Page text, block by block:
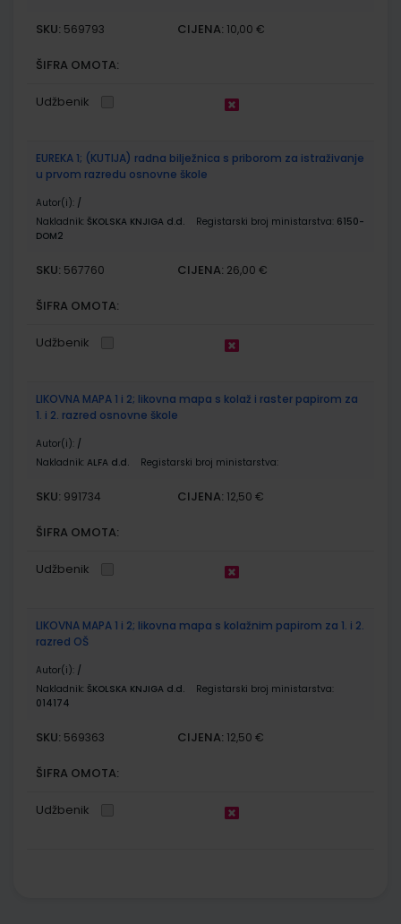
SKU: 569793 CIJENA: 10,00 €
ŠIFRA OMOTA:
Udžbenik
EUREKA 1; (KUTIJA) radna bilježnica s priborom za istraživanje
u prvom razredu osnovne škole
Autor(i): /
Nakladnik: ŠKOLSKA KNJIGA d.d. Registarski broj ministarstva: 6150-
DOM2
SKU: 567760 CIJENA: 26,00 €
ŠIFRA OMOTA:
Udžbenik
LIKOVNA MAPA 1 i 2; likovna mapa s kolaž i raster papirom za
1. i 2. razred osnovne škole
Autor(i): /
Nakladnik: ALFA d.d. Registarski broj ministarstva:
SKU: 991734 CIJENA: 12,50 €
ŠIFRA OMOTA:
Udžbenik
LIKOVNA MAPA 1 i 2; likovna mapa s kolažnim papirom za 1. i 2.
razred OŠ
Autor(i): /
Nakladnik: ŠKOLSKA KNJIGA d.d.
Registarski broj ministarstva:
014174
SKU: 569363 CIJENA: 12,50 €
ŠIFRA OMOTA:
Udžbenik